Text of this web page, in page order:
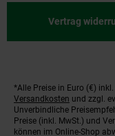
Vertrag
Fußnoten
*Alle Preise in Euro (€)
Versandkosten und zzgl.
Unverbindliche
Preise (inkl. MwSt.) und
können im Online-Shop